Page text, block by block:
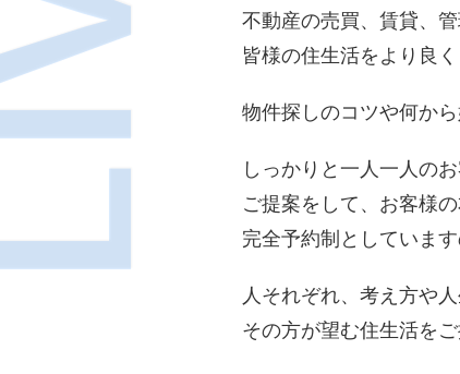
不動産の売買、賃貸、
皆様の住生活をより良
物件探しのコツや何か
しっかりと一人一人の
ご提案をして、お客様
完全予約制としていま
人それぞれ、考え方や
その方が望む住生活を